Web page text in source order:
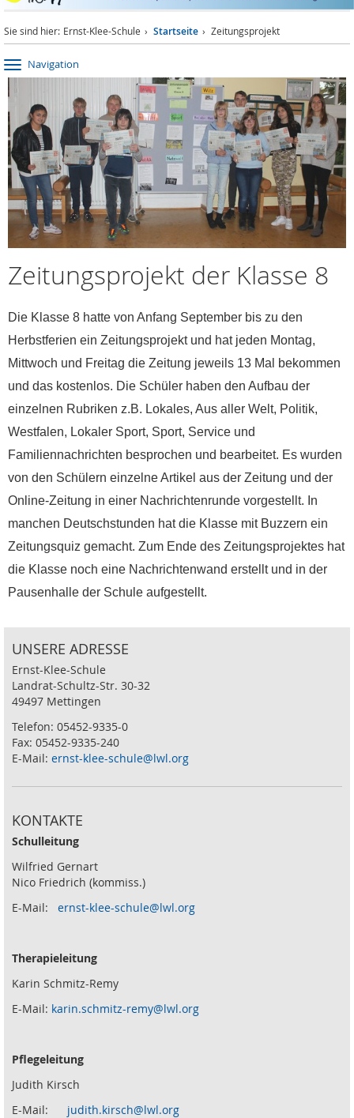
Sie sind hier: Ernst-Klee-Schule Startseite Zeitungsprojekt
Navigation
Zeitungsprojekt der Klasse 8
Die Klasse 8 hatte von Anfang September bis zu den
Herbstferien ein Zeitungsprojekt und hat jeden Montag,
Mittwoch und Freitag die Zeitung jeweils 13 Mal bekommen
und das kostenlos. Die Schüler haben den Aufbau der
einzelnen Rubriken z.B. Lokales, Aus aller Welt, Politik,
Westfalen, Lokaler Sport, Sport, Service und
Familiennachrichten besprochen und bearbeitet. Es wurden
von den Schülern einzelne Artikel aus der Zeitung und der
Online-Zeitung in einer Nachrichtenrunde vorgestellt. In
manchen Deutschstunden hat die Klasse mit Buzzern ein
Zeitungsquiz gemacht. Zum Ende des Zeitungsprojektes hat
die Klasse noch eine Nachrichtenwand erstellt und in der
Pausenhalle der Schule aufgestellt.
UNSERE ADRESSE
Ernst-Klee-Schule
Landrat-Schultz-Str. 30-32
49497 Mettingen
Telefon: 05452-9335-0
Fax: 05452-9335-240
E-Mail: ernst-klee-schule@lwl.org
KONTAKTE
Schulleitung
Wilfried Gernart
Nico Friedrich (kommiss.)
E-Mail: ernst-klee-schule@lwl.org
Therapieleitung
Karin Schmitz-Remy
E-Mail: karin.schmitz-remy@lwl.org
Pflegeleitung
Judith Kirsch
E-Mail: judith.kirsch@lwl.org